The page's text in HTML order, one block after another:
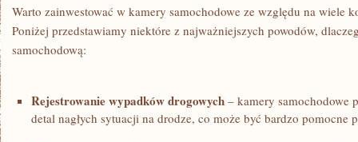
Warto zainwestować w kamery samochodowe ze względu na wiele
Poniżej przedstawiamy niektóre z najważniejszych powodów,
samochodową:
Rejestrowanie wypadków ⁣drogowych – kamery samochodowe
detal nagłych sytuacji na drodze, co może być bardzo pomocne